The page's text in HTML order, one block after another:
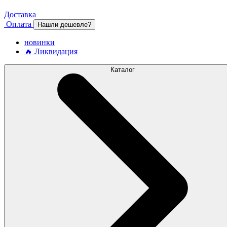
Доставка
Оплата
Нашли дешевле?
новинки
🔥 Ликвидация
Каталог